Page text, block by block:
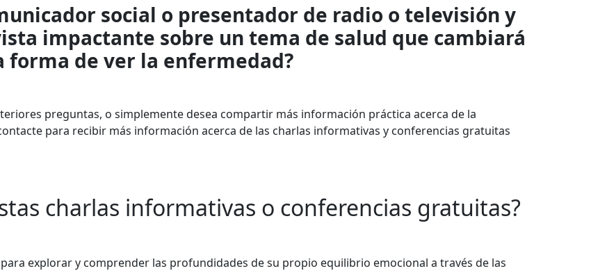
social o presentador de radio o televisión y
impactante sobre un tema de salud que cambiará
forma de ver la enfermedad?
preguntas, o simplemente desea compartir más información práctica acerca de la
para recibir más información acerca de las charlas informativas y conferencias gratuitas
charlas informativas o conferencias gratuitas?
explorar y comprender las profundidades de su propio equilibrio emocional a través de las